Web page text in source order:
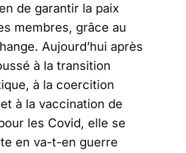
de garantir la paix
membres, grâce au
Aujourd’hui après
à la transition
à la coercition
à la vaccination de
les Covid, elle se
en va-t-en guerre